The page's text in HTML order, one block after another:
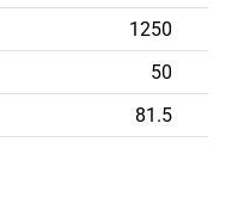
1250
50
81.5